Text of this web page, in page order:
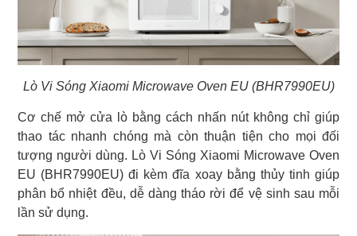
Lò Vi Sóng Xiaomi Microwave Oven EU (BHR7990EU)
Cơ chế mở cửa lò bằng cách nhấn nút không chỉ giúp
thao tác nhanh chóng mà còn thuận tiện cho mọi đối
tượng người dùng. Lò Vi Sóng Xiaomi Microwave Oven
EU (BHR7990EU) đi kèm đĩa xoay bằng thủy tinh giúp
phân bổ nhiệt đều, dễ dàng tháo rời để vệ sinh sau mỗi
lần sử dụng.